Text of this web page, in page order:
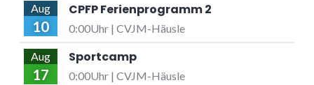
Aug
10
CPFP Ferienprogramm 2
0:00Uhr | CVJM-Häusle
Aug
17
Sportcamp
0:00Uhr | CVJM-Häusle